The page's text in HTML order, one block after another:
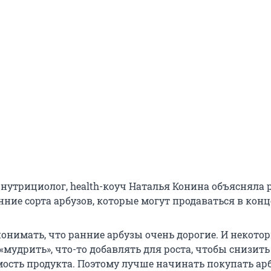
health-коуч Наталья Конина объясняла
сорта арбузов, которые могут продаваться в
что ранние арбузы очень дорогие. И
что-то добавлять для роста, чтобы снизить
продукта. Поэтому лучше начинать покупать